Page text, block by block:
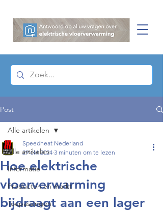
Post
Alle artikelen
Informatie
Producten en markt
Toepassingen
Alle artikelen
Hoe elektrische
vloerverwarming
bijdraagt aan een lager
Speedheat Nederland
29 okt 2024 3 minuten om te lezen